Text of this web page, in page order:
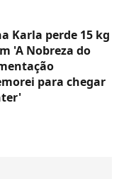
Karla perde 15 kg
'A Nobreza do
para chegar